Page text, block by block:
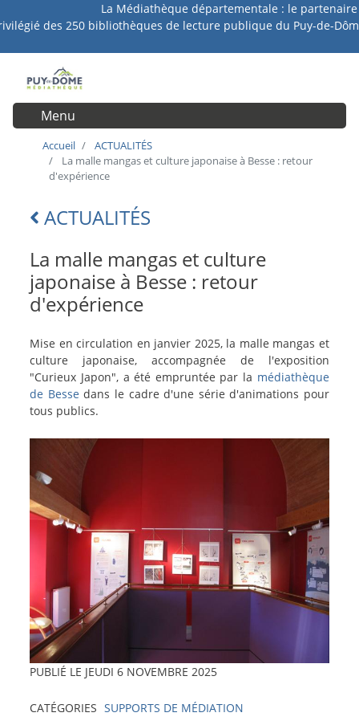
Aller
au
La Médiathèque départementale : le partenaire
des 250 bibliothèques de lecture publique du Puy-de-
User account menu
Menu
Accueil
ACTUALITÉS
La malle mangas et culture japonaise à Besse : retour
d'expérience
LienACTUALITÉS
La malle mangas et culture
japonaise à Besse : retour
d'expérience
intro-
actu
Mise en circulation en janvier 2025, la malle mangas et
culture japonaise, accompagnée de l'exposition
"Curieux Japon", a été empruntée par la médiathèque
de Besse dans le cadre d'une série d'animations pour
tous publics.
PUBLIÉ LE JEUDI 6 NOVEMBRE 2025
CATÉGORIES SUPPORTS DE MÉDIATION